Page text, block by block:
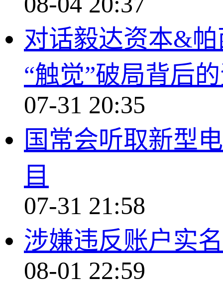
对话毅达资本&
“触觉”破局背后
07-31 20:35
国常会听取新型
目
07-31 21:58
涉嫌违反账户实
08-01 22:59